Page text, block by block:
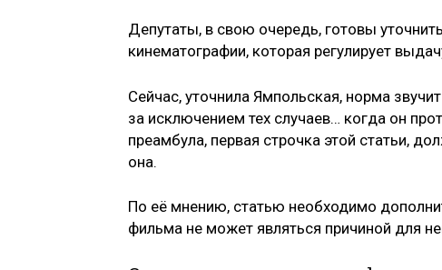
Депутаты, в свою очередь, готовы
кинематографии, которая регулирует
Сейчас, уточнила Ямпольская, норма
за исключением тех случаев… когда он
преамбула, первая строчка этой статьи,
она.
По её мнению, статью необходимо
фильма не может являться причиной для